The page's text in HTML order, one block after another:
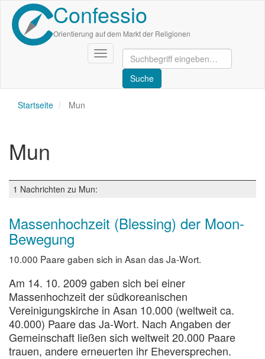
Direkt
zum
Inhalt
Confessio
Orientierung auf dem Markt der Religionen
Navigation
aktivieren/deaktivieren
Startseite Mun
Mun
1 Nachrichten zu Mun:
Massenhochzeit (Blessing) der Moon-
Bewegung
10.000 Paare gaben sich in Asan das Ja-Wort.
Am 14. 10. 2009 gaben sich bei einer
Massenhochzeit der südkoreanischen
Vereinigungskirche in Asan 10.000 (weltweit ca.
40.000) Paare das Ja-Wort. Nach Angaben der
Gemeinschaft ließen sich weltweit 20.000 Paare
trauen, andere erneuerten ihr Eheversprechen.